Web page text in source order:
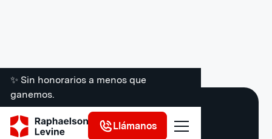
✨ Sin honorarios a menos que
ganemos.
Llámanos
Accidentes MTA